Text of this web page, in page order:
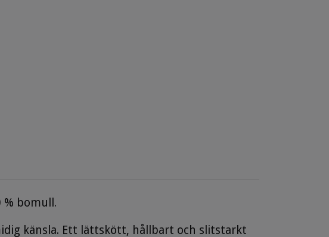
% bomull.
känsla. Ett lättskött, hållbart och slitstarkt